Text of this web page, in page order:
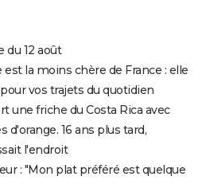
du 12 août
la moins chère de France : elle
vos trajets du quotidien
une friche du Costa Rica avec
d'orange. 16 ans plus tard,
l'endroit
: "Mon plat préféré est quelque